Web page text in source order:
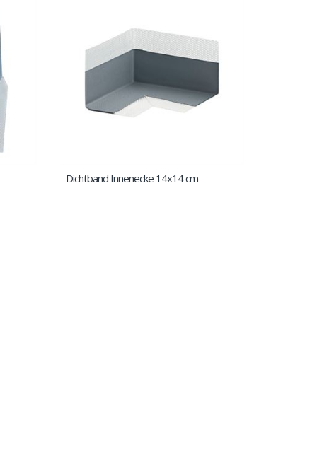
Dichtband Innenecke 14x14 cm